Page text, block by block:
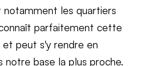
notamment les quartiers
parfaitement cette
peut s'y rendre en
notre base la plus proche.